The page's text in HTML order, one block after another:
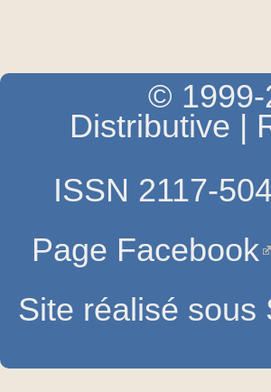
© 1999-
Distributive |
ISSN 2117-
Page Facebook
Site réalisé